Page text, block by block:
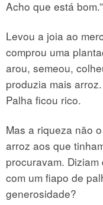
Acho que está bom.”
Levou a joia ao
comprou uma
arou, semeou,
produzia mais
Palha ficou rico.
Mas a riqueza não
arroz aos que
procuravam.
com um fiapo de
generosidade?